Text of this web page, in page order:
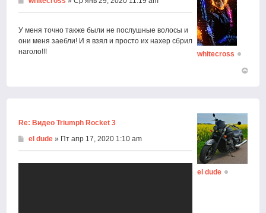
У меня точно также были не послушные волосы и
они меня заебли! И я взял и просто их нахер сбрил
наголо!!!
whitecross
Re: Видео Triumph Rocket 3
el dude » Пт апр 17, 2020 1:10 am
el dude